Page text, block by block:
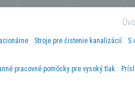
Stroje pre čistenie kanalizácií S
pracovné pomôcky pre vysoký tlak